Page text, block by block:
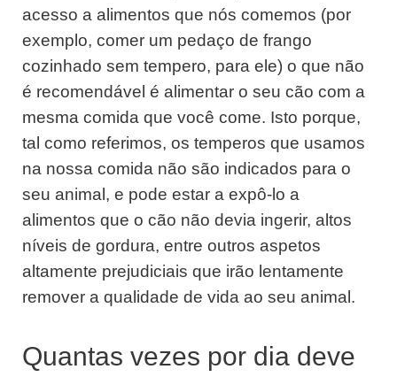
acesso a alimentos que nós comemos (por
exemplo, comer um pedaço de frango
cozinhado sem tempero, para ele) o que não
é recomendável é alimentar o seu cão com a
mesma comida que você come. Isto porque,
tal como referimos, os temperos que usamos
na nossa comida não são indicados para o
seu animal, e pode estar a expô-lo a
alimentos que o cão não devia ingerir, altos
níveis de gordura, entre outros aspetos
altamente prejudiciais que irão lentamente
remover a qualidade de vida ao seu animal.
Quantas vezes por dia deve